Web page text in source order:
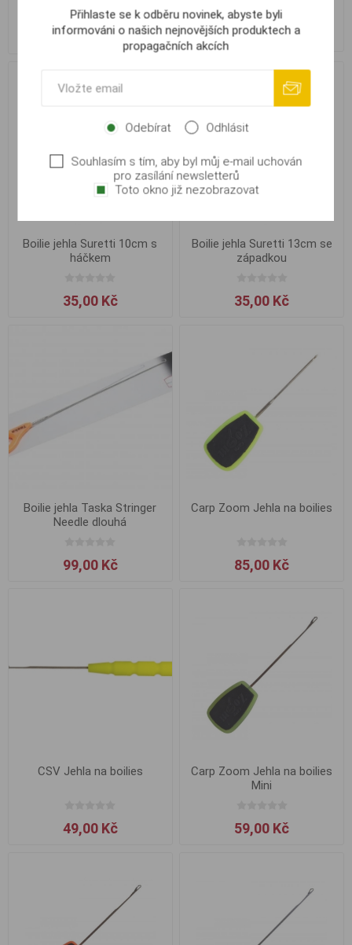
125,00 Kč 329,00 Kč
Boilie jehla Suretti 10cm s
háčkem
35,00 Kč
Boilie jehla Suretti 13cm se
západkou
35,00 Kč
Boilie jehla Taska Stringer
Needle dlouhá
99,00 Kč
Carp Zoom Jehla na boilies
85,00 Kč
CSV Jehla na boilies
49,00 Kč
Carp Zoom Jehla na boilies
Mini
59,00 Kč
Přihlaste se k odběru novinek, abyste byli
informováni o našich nejnovějších produktech a
propagačních akcích
Odebírat Odhlásit
Souhlasím s tím, aby byl můj e-mail uchován
pro zasílání newsletterů
Toto okno již nezobrazovat